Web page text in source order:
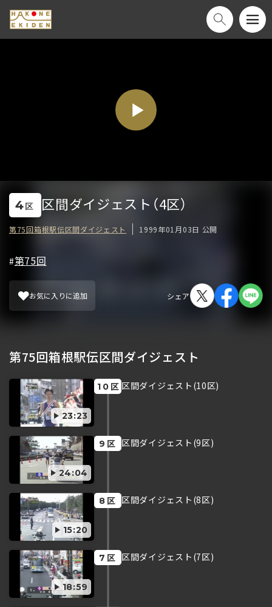
4区 区間ダイジェスト（4区）
第75回箱根駅伝区間ダイジェスト 1999年01月03日 公開
#第75回
お気に入りに追加 シェア
第75回箱根駅伝区間ダイジェスト
23:23
10 区 区間ダイジェスト(10区)
24:04
9 区 区間ダイジェスト(9区)
15:20
8 区 区間ダイジェスト(8区)
18:59
7 区 区間ダイジェスト(7区)